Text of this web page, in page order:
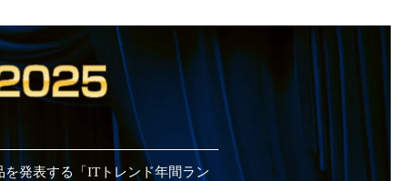
を発表する「ITトレンド年間ラン